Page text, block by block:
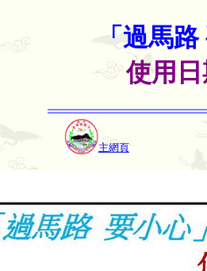
「過馬
使用
主網頁